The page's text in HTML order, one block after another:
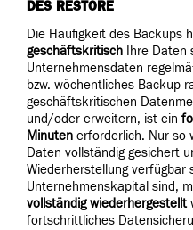
DES RESTORE
Die Häufigkeit des Backups
geschäftskritisch Ihre Daten
Unternehmensdaten
bzw. wöchentliches Backup
geschäftskritischen
und/oder erweitern, ist ein
Minuten erforderlich. Nur so
Daten vollständig gesichert
Wiederherstellung verfügbar
Unternehmenskapital sind,
vollständig wiederhergestellt
fortschrittliches